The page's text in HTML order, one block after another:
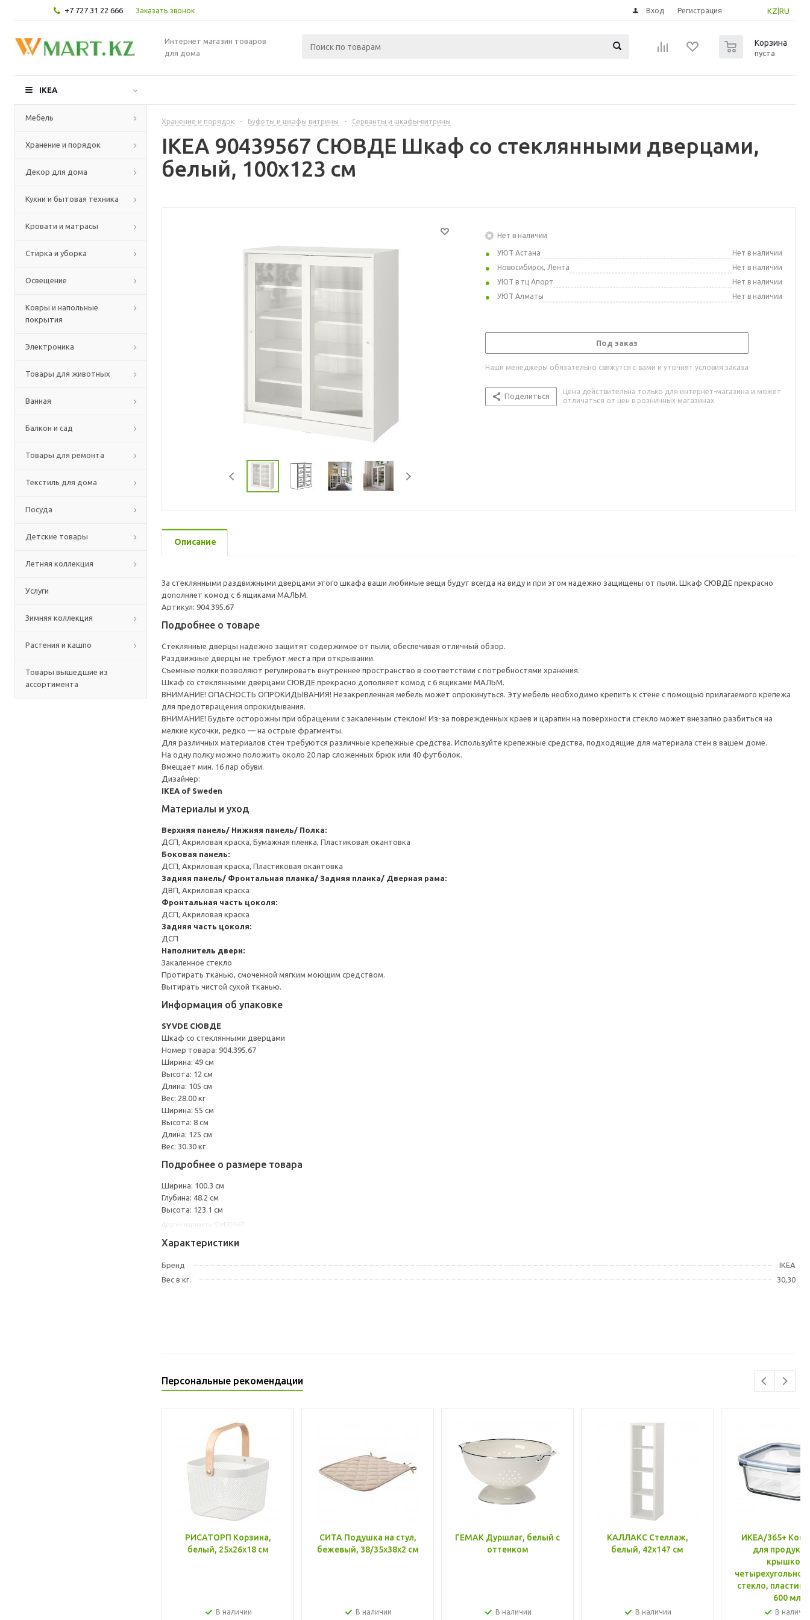
+7 727 31 22 666 Заказать звонок KZ RU
Вход Регистрация
Интернет магазин товаров
для дома
Корзина
пуста
IKEA
Мебель
Хранение и порядок
Декор для дома
Кухни и бытовая техника
Кровати и матрасы
Стирка и уборка
Освещение
Ковры и напольные
покрытия
Электроника
Товары для животных
Ванная
Балкон и сад
Товары для ремонта
Текстиль для дома
Посуда
Детские товары
Летняя коллекция
Услуги
Зимняя коллекция
Растения и кашпо
Товары вышедшие из
ассортимента
Хранение и порядок - Буфеты и шкафы витрины - Серванты и шкафы-витрины
IKEA 90439567 СЮВДЕ Шкаф со стеклянными дверцами,
белый, 100x123 см
Нет в наличии
УЮТ Астана
Нет в наличии
Новосибирск, Лента
Нет в наличии
УЮТ в тц Апорт
Нет в наличии
УЮТ Алматы
Нет в наличии
Под заказ
Наши менеджеры обязательно свяжутся с вами и уточнят условия заказа
Поделиться
Цена действительна только для интернет-магазина и может
отличаться от цен в розничных магазинах
Описание
За стеклянными раздвижными дверцами этого шкафа ваши любимые вещи будут всегда на виду и при этом надежно защищены от пыли. Шкаф СЮВДЕ прекрасно
дополняет комод с 6 ящиками МАЛЬМ.
Артикул: 904.395.67
Подробнее о товаре
Стеклянные дверцы надежно защитят содержимое от пыли, обеспечивая отличный обзор.
Раздвижные дверцы не требуют места при открывании.
Съемные полки позволяют регулировать внутреннее пространство в соответствии с потребностями хранения.
Шкаф со стеклянными дверцами СЮВДЕ прекрасно дополняет комод с 6 ящиками МАЛЬМ.
ВНИМАНИЕ! ОПАСНОСТЬ ОПРОКИДЫВАНИЯ! Незакрепленная мебель может опрокинуться. Эту мебель необходимо крепить к стене с помощью прилагаемого крепежа
для предотвращения опрокидывания.
ВНИМАНИЕ! Будьте осторожны при обращении с закаленным стеклом! Из-за поврежденных краев и царапин на поверхности стекло может внезапно разбиться на
мелкие кусочки, редко — на острые фрагменты.
Для различных материалов стен требуются различные крепежные средства. Используйте крепежные средства, подходящие для материала стен в вашем доме.
На одну полку можно положить около 20 пар сложенных брюк или 40 футболок.
Вмещает мин. 16 пар обуви.
Дизайнер:
IKEA of Sweden
Материалы и уход
Верхняя панель/ Нижняя панель/ Полка:
ДСП, Акриловая краска, Бумажная пленка, Пластиковая окантовка
Боковая панель:
ДСП, Акриловая краска, Пластиковая окантовка
Задняя панель/ Фронтальная планка/ Задняя планка/ Дверная рама:
ДВП, Акриловая краска
Фронтальная часть цоколя:
ДСП, Акриловая краска
Задняя часть цоколя:
ДСП
Наполнитель двери:
Закаленное стекло
Протирать тканью, смоченной мягким моющим средством.
Вытирать чистой сухой тканью.
Информация об упаковке
SYVDE СЮВДЕ
Шкаф со стеклянными дверцами
Номер товара: 904.395.67
Ширина: 49 см
Высота: 12 см
Длина: 105 см
Вес: 28.00 кг
Ширина: 55 см
Высота: 8 см
Длина: 125 см
Вес: 30.30 кг
Подробнее о размере товара
Ширина: 100.3 см
Глубина: 48.2 см
Высота: 123.1 см
Характеристики
Бренд
IKEA
Вес в кг.
30,30
Персональные рекомендации
РИСАТОРП Корзина,
белый, 25x26x18 см
В наличии
СИТА Подушка на стул,
бежевый, 38/35x38x2 см
В наличии
ГЕМАК Дуршлаг, белый с
оттенком
В наличии
КАЛЛАКС Стеллаж,
белый, 42x147 см
В наличии
ИКЕА/365+
для
крышкой,
стекло, пластик
600 мл
В